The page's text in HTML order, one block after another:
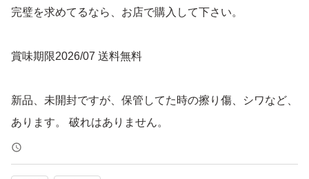
完璧を求めてるなら、お店で購入して下さい。
賞味期限2026/07 送料無料
新品、未開封ですが、保管してた時の擦り傷、シワなど、
あります。 破れはありません。
あくまで素人出品なので、梱包が雑な場合もあるかもし